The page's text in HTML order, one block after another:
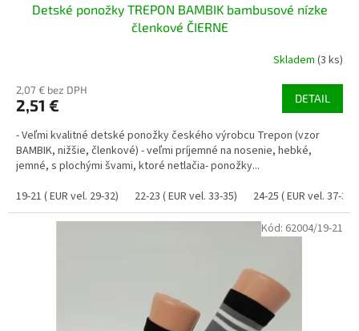
Detské ponožky TREPON BAMBIK bambusové nízke
členkové ČIERNE
Skladem (3 ks)
2,07 € bez DPH
2,51 € DETAIL
- Veľmi kvalitné detské ponožky českého výrobcu Trepon (vzor
BAMBIK, nižšie, členkové) - veľmi príjemné na nosenie, hebké,
jemné, s plochými švami, ktoré netlačia- ponožky...
19-21 ( EUR vel. 29-32)
22-23 ( EUR vel. 33-35) 24-25 ( EUR vel. 37-38)
Kód: 62004/19-21